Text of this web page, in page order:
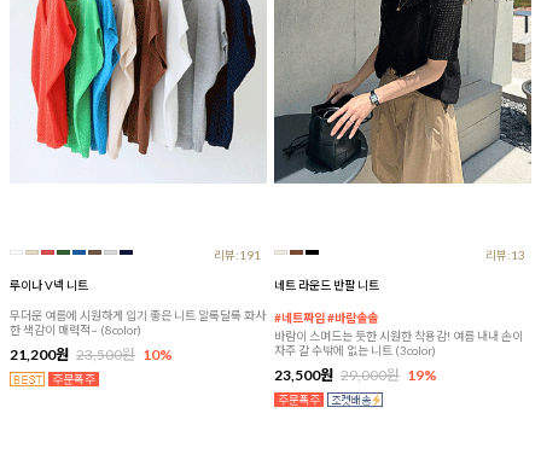
리뷰:191
루이나 V넥 니트
무더운 여름에 시원하게 입기 좋은 니트 알록달록 화사
한 색감이 매력적~ (8color)
21,200원 23,500원 10%
리뷰:13
네트 라운드 반팔 니트
#네트짜임 #바람솔솔
바람이 스며드는 듯한 시원한 착용감! 여름 내내 손이
자주 갈 수밖에 없는 니트 (3color)
23,500원 29,000원 19%